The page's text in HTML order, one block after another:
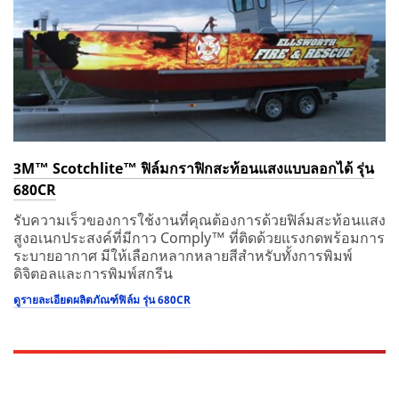
3M™ Scotchlite™ ฟิล์มกราฟิกสะท้อนแสงแบบลอกได้ รุ่น
680CR
รับความเร็วของการใช้งานที่คุณต้องการด้วยฟิล์มสะท้อนแสง
สูงอเนกประสงค์ที่มีกาว Comply™ ที่ติดด้วยแรงกดพร้อมการ
ระบายอากาศ มีให้เลือกหลากหลายสีสำหรับทั้งการพิมพ์
ดิจิตอลและการพิมพ์สกรีน
ดูรายละเอียดผลิตภัณฑ์ฟิล์ม รุ่น 680CR